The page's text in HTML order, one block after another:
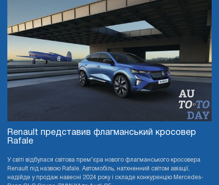
Renault представив флагманський кросовер
Rafale
У світі відбулася світова прем’єра нового флагманського кросовера
Renault під назвою Rafale. Автомобіль, натхненний світом авіації,
надійде у продаж навесні 2024 року і складе конкуренцію Mercedes-